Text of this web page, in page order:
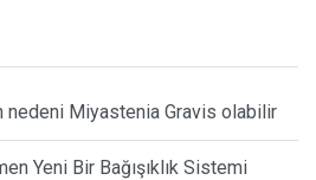
nedeni Miyastenia Gravis olabilir
Yeni Bir Bağışıklık Sistemi